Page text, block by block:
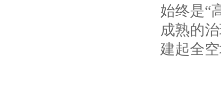
始终是“
成熟的
建起全